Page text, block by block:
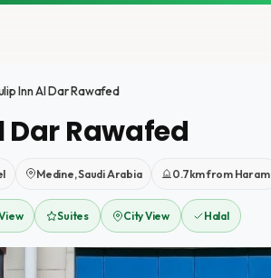
Inn Al Dar Rawafed
Dar Rawafed
Medine, Saudi Arabia 0.7km from Haram
Suites City View Halal